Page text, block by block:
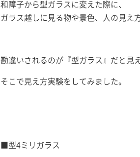
和障子から型ガラスに変えた際に、
ガラス越しに見る物や景色、人の見え
勘違いされるのが『型ガラス』だと見
そこで見え方実験をしてみました。
■型4ミリガラス